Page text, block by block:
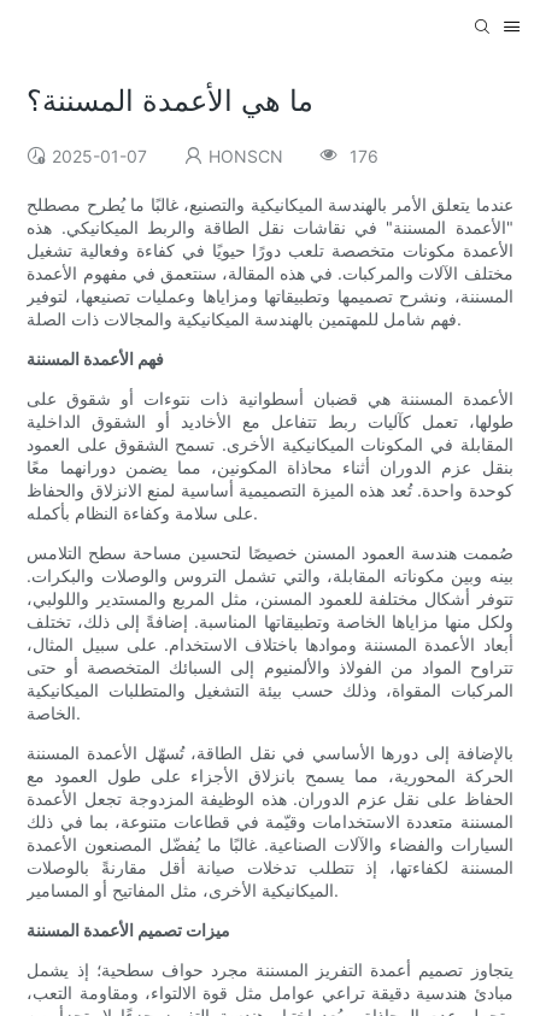
ما هي الأعمدة المسننة؟
2025-01-07 HONSCN 176
عندما يتعلق الأمر بالهندسة الميكانيكية والتصنيع، غالبًا ما يُطرح مصطلح
"الأعمدة المسننة" في نقاشات نقل الطاقة والربط الميكانيكي. هذه
الأعمدة مكونات متخصصة تلعب دورًا حيويًا في كفاءة وفعالية تشغيل
مختلف الآلات والمركبات. في هذه المقالة، سنتعمق في مفهوم الأعمدة
المسننة، ونشرح تصميمها وتطبيقاتها ومزاياها وعمليات تصنيعها، لتوفير
فهم شامل للمهتمين بالهندسة الميكانيكية والمجالات ذات الصلة.
فهم الأعمدة المسننة
الأعمدة المسننة هي قضبان أسطوانية ذات نتوءات أو شقوق على
طولها، تعمل كآليات ربط تتفاعل مع الأخاديد أو الشقوق الداخلية
المقابلة في المكونات الميكانيكية الأخرى. تسمح الشقوق على العمود
بنقل عزم الدوران أثناء محاذاة المكونين، مما يضمن دورانهما معًا
كوحدة واحدة. تُعد هذه الميزة التصميمية أساسية لمنع الانزلاق والحفاظ
على سلامة وكفاءة النظام بأكمله.
صُممت هندسة العمود المسنن خصيصًا لتحسين مساحة سطح التلامس
بينه وبين مكوناته المقابلة، والتي تشمل التروس والوصلات والبكرات.
تتوفر أشكال مختلفة للعمود المسنن، مثل المربع والمستدير واللولبي،
ولكل منها مزاياها الخاصة وتطبيقاتها المناسبة. إضافةً إلى ذلك، تختلف
أبعاد الأعمدة المسننة وموادها باختلاف الاستخدام. على سبيل المثال،
تتراوح المواد من الفولاذ والألمنيوم إلى السبائك المتخصصة أو حتى
المركبات المقواة، وذلك حسب بيئة التشغيل والمتطلبات الميكانيكية
الخاصة.
بالإضافة إلى دورها الأساسي في نقل الطاقة، تُسهّل الأعمدة المسننة
الحركة المحورية، مما يسمح بانزلاق الأجزاء على طول العمود مع
الحفاظ على نقل عزم الدوران. هذه الوظيفة المزدوجة تجعل الأعمدة
المسننة متعددة الاستخدامات وقيّمة في قطاعات متنوعة، بما في ذلك
السيارات والفضاء والآلات الصناعية. غالبًا ما يُفضّل المصنعون الأعمدة
المسننة لكفاءتها، إذ تتطلب تدخلات صيانة أقل مقارنةً بالوصلات
الميكانيكية الأخرى، مثل المفاتيح أو المسامير.
ميزات تصميم الأعمدة المسننة
يتجاوز تصميم أعمدة التفريز المسننة مجرد حواف سطحية؛ إذ يشمل
مبادئ هندسية دقيقة تراعي عوامل مثل قوة الالتواء، ومقاومة التعب،